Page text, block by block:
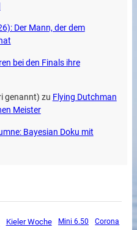
Der Mann, der dem
bei den Finals ihre
genannt) zu Flying Dutchman
Meister
Bayesian Doku mit
Kieler Woche Mini 6.50 Corona